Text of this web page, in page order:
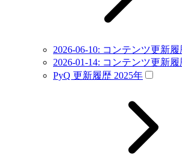
2026-06-10: コンテンツ更新履
2026-01-14: コンテンツ更新履
PyQ 更新履歴 2025年